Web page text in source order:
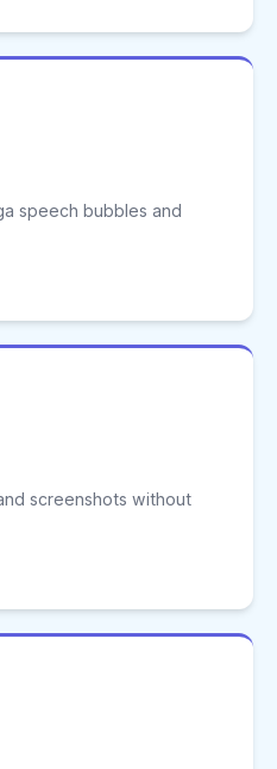
speech bubbles and
screenshots without